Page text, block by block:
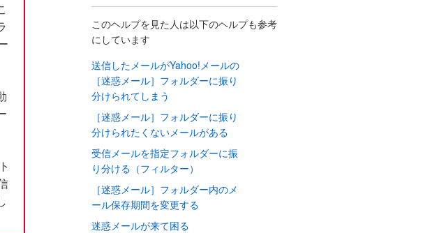
このヘルプを見た人は以下のヘルプも参考
にしています
送信したメールがYahoo!メールの
［迷惑メール］フォルダーに振り
分けられてしまう
［迷惑メール］フォルダーに振り
分けられたくないメールがある
受信メールを指定フォルダーに振
り分ける（フィルター）
［迷惑メール］フォルダー内のメ
ール保存期間を変更する
迷惑メールが来て困る